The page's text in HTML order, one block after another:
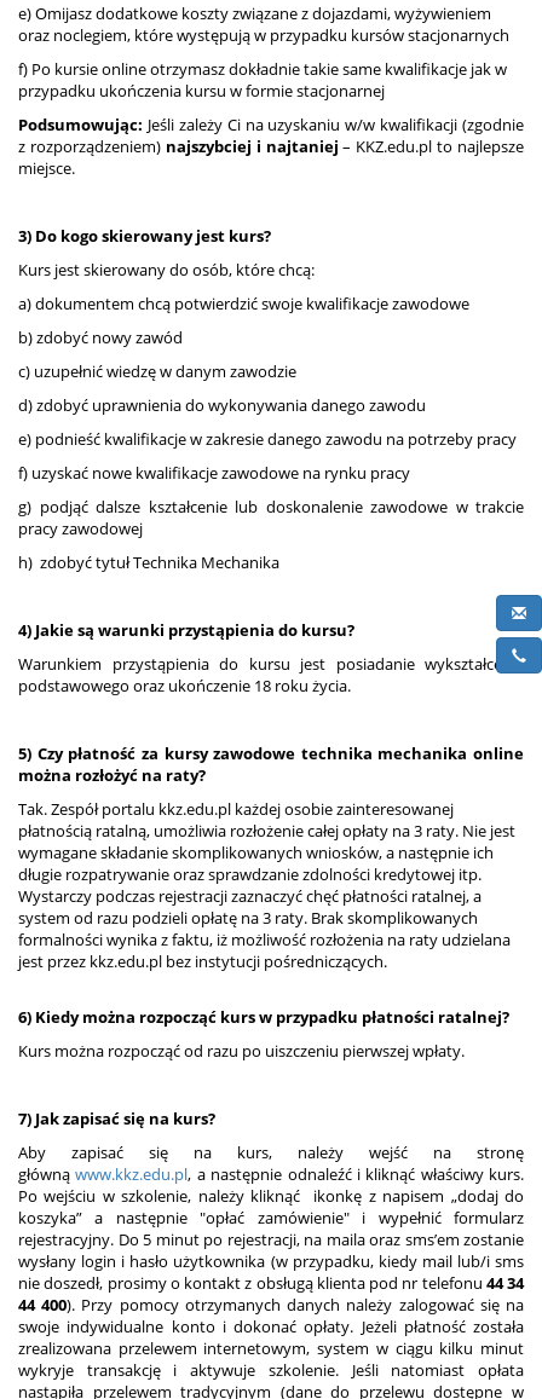
e) Omijasz dodatkowe koszty związane z dojazdami, wyżywieniem
oraz noclegiem, które występują w przypadku kursów stacjonarnych
f) Po kursie online otrzymasz dokładnie takie same kwalifikacje jak w
przypadku ukończenia kursu w formie stacjonarnej
Podsumowując: Jeśli zależy Ci na uzyskaniu w/w kwalifikacji (zgodnie
z rozporządzeniem) najszybciej i najtaniej – KKZ.edu.pl to najlepsze
miejsce.
3) Do kogo skierowany jest kurs?
Kurs jest skierowany do osób, które chcą:
a) dokumentem chcą potwierdzić swoje kwalifikacje zawodowe
b) zdobyć nowy zawód
c) uzupełnić wiedzę w danym zawodzie
d) zdobyć uprawnienia do wykonywania danego zawodu
e) podnieść kwalifikacje w zakresie danego zawodu na potrzeby pracy
f) uzyskać nowe kwalifikacje zawodowe na rynku pracy
g) podjąć dalsze kształcenie lub doskonalenie zawodowe w trakcie
pracy zawodowej
h) zdobyć tytuł Technika Mechanika
4) Jakie są warunki przystąpienia do kursu?
Warunkiem przystąpienia do kursu jest posiadanie wykształcenia
podstawowego oraz ukończenie 18 roku życia.
5) Czy płatność za kursy zawodowe technika mechanika online
można rozłożyć na raty?
Tak. Zespół portalu kkz.edu.pl każdej osobie zainteresowanej
płatnością ratalną, umożliwia rozłożenie całej opłaty na 3 raty. Nie jest
wymagane składanie skomplikowanych wniosków, a następnie ich
długie rozpatrywanie oraz sprawdzanie zdolności kredytowej itp.
Wystarczy podczas rejestracji zaznaczyć chęć płatności ratalnej, a
system od razu podzieli opłatę na 3 raty. Brak skomplikowanych
formalności wynika z faktu, iż możliwość rozłożenia na raty udzielana
jest przez kkz.edu.pl bez instytucji pośredniczących.
6) Kiedy można rozpocząć kurs w przypadku płatności ratalnej?
Kurs można rozpocząć od razu po uiszczeniu pierwszej wpłaty.
7) Jak zapisać się na kurs?
Aby zapisać się na kurs, należy wejść na stronę
głównąwww.kkz.edu.pl, a następnie odnaleźć i kliknąć właściwy kurs.
Po wejściu w szkolenie, należy kliknąć ikonkę z napisem „dodaj do
koszyka” a następnie "opłać zamówienie" i wypełnić formularz
rejestracyjny. Do 5 minut po rejestracji, na maila oraz sms’em zostanie
wysłany login i hasło użytkownika (w przypadku, kiedy mail lub/i sms
nie doszedł, prosimy o kontakt z obsługą klienta pod nr telefonu 44 34
44 400). Przy pomocy otrzymanych danych należy zalogować się na
swoje indywidualne konto i dokonać opłaty. Jeżeli płatność została
zrealizowana przelewem internetowym, system w ciągu kilku minut
wykryje transakcję i aktywuje szkolenie. Jeśli natomiast opłata
nastąpiła przelewem tradycyjnym (dane do przelewu dostępne w